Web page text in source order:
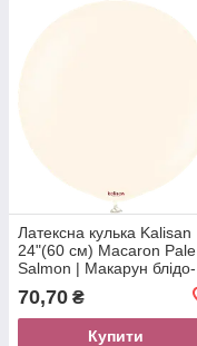
Латексна кулька Kalisan
24"(60 см) Macaron Pale
Salmon | Макарун блідо-
70,70 ₴
Купити